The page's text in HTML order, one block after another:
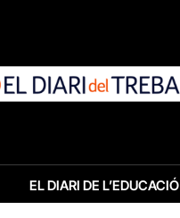
EL DIARI DE L’EDUCACIÓ